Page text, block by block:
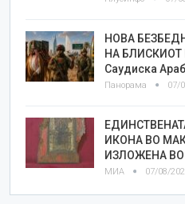
НОВА
НА БЛИСКИОТ
Саудиска
Панорама 07/
ИКОНА ВО
ИЗЛОЖЕНА
МИА 07/08/